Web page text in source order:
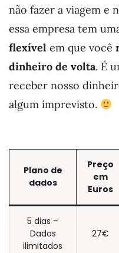
não fazer a viagem e
essa empresa tem
flexível em que você
dinheiro de volta. É
receber nosso
algum imprevisto.
Plano de
dados
Preço
em
Euros
5 dias –
Dados
ilimitados
27€